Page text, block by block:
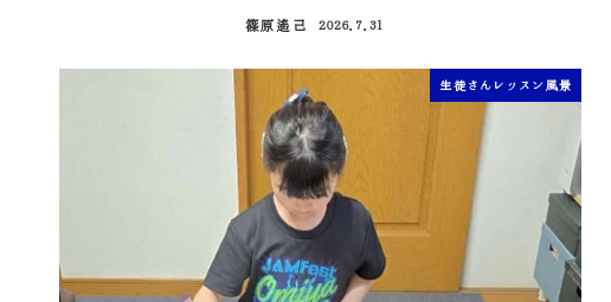
篠原遙己
2026.7.31
生徒さんレッスン風景